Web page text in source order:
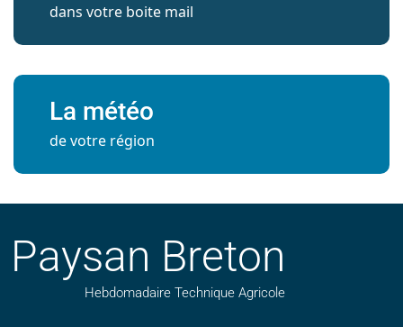
dans votre boite mail
La météo
de votre région
Paysan Breton
Hebdomadaire Technique Agricole